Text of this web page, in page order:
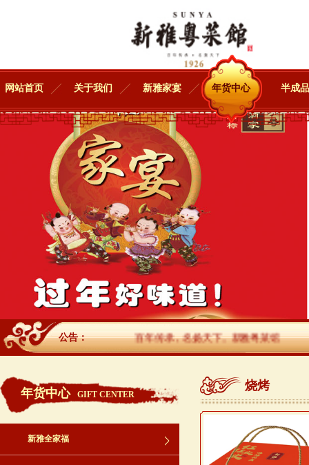
网站首页 关于我们 新雅家宴 年货中心 半成
公告： 百年传承，名扬天下。新雅粤菜馆
年货中心 GIFT CENTER
新雅全家福
烧烤